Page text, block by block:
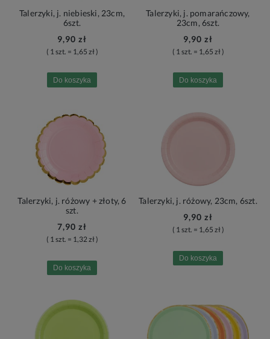
Talerzyki, j. niebieski, 23cm,
6szt.
9,90 zł
( 1 szt. = 1,65 zł )
Do koszyka
Talerzyki, j. pomarańczowy,
23cm, 6szt.
9,90 zł
( 1 szt. = 1,65 zł )
Do koszyka
Talerzyki, j. różowy + złoty, 6
szt.
7,90 zł
( 1 szt. = 1,32 zł )
Do koszyka
Talerzyki, j. różowy, 23cm, 6szt.
9,90 zł
( 1 szt. = 1,65 zł )
Do koszyka